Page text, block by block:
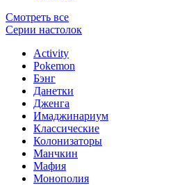
Смотреть все
Серии настолок
Activity
Pokemon
Бэнг
Данетки
Дженга
Имаджинариум
Классические
Колонизаторы
Манчкин
Мафия
Монополия